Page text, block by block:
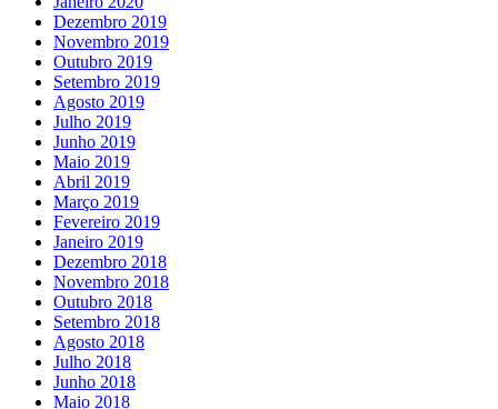
Dezembro 2019
Novembro 2019
Outubro 2019
Setembro 2019
Agosto 2019
Julho 2019
Junho 2019
Maio 2019
Abril 2019
Março 2019
Fevereiro 2019
Janeiro 2019
Dezembro 2018
Novembro 2018
Outubro 2018
Setembro 2018
Agosto 2018
Julho 2018
Junho 2018
Maio 2018